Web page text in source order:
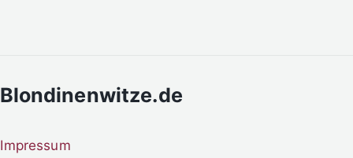
Blondinenwitze.de
Impressum